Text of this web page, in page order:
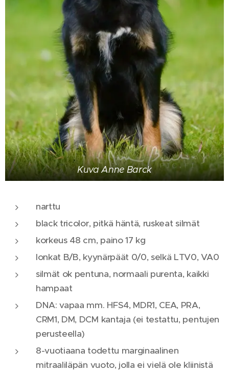
Kuva Anne Barck
narttu
black tricolor, pitkä häntä, ruskeat silmät
korkeus 48 cm, paino 17 kg
lonkat B/B, kyynärpäät 0/0, selkä LTV0, VA0
silmät ok pentuna, normaali purenta, kaikki
hampaat
DNA: vapaa mm. HFS4, MDR1, CEA, PRA,
CRM1, DM, DCM kantaja (ei testattu, pentujen
perusteella)
8-vuotiaana todettu marginaalinen
mitraaliläpän vuoto, jolla ei vielä ole kliinistä